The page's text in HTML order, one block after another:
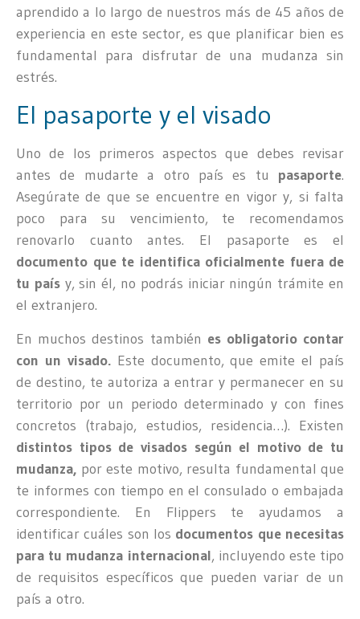
aprendido a lo largo de nuestros más de 45 años de
experiencia en este sector, es que planificar bien es
fundamental para disfrutar de una mudanza sin
estrés.
El pasaporte y el visado
Uno de los primeros aspectos que debes revisar
antes de mudarte a otro país es tu pasaporte.
Asegúrate de que se encuentre en vigor y, si falta
poco para su vencimiento, te recomendamos
renovarlo cuanto antes. El pasaporte es el
documento que te identifica oficialmente fuera de
tu paísy, sin él, no podrás iniciar ningún trámite en
el extranjero.
En muchos destinos también es obligatorio contar
con un visado. Este documento, que emite el país
de destino, te autoriza a entrar y permanecer en su
territorio por un periodo determinado y con fines
concretos (trabajo, estudios, residencia…). Existen
distintos tipos de visados según el motivo de tu
mudanza, por este motivo, resulta fundamental que
te informes con tiempo en el consulado o embajada
correspondiente. En Flippers te ayudamos a
identificar cuáles son los documentos que necesitas
para tu mudanza internacional, incluyendo este tipo
de requisitos específicos que pueden variar de un
país a otro.